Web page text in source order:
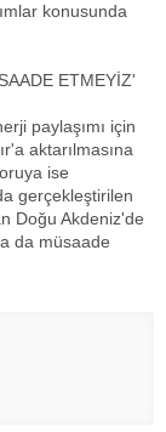
konusunda
ETMEYİZ'
paylaşımı için
aktarılmasına
ise
gerçekleştirilen
Doğu Akdeniz'de
da müsaade